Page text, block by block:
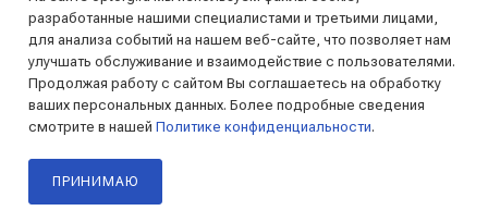
2019 - 2026 © АО КПК "Ставропольстройопторг"
Все права защищены
разработанные нашими специалистами и третьими лицами,
для анализа событий на нашем веб-сайте, что позволяет нам
улучшать обслуживание и взаимодействие с пользователями.
Продолжая работу с сайтом Вы соглашаетесь на обработку
ваших персональных данных. Более подробные сведения
смотрите в нашей Политике конфиденциальности.
ПРИНИМАЮ
Главная Каталог